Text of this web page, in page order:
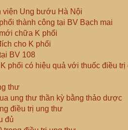
viện Ung bướu Hà Nội
thành công tại BV Bạch mai
chữa K phổi
cho K phổi
BV 108
phổi có hiệu quả với thuốc điều trị
thư
ung thư thần kỳ bằng thảo dược
điều trị ung thư
đủ